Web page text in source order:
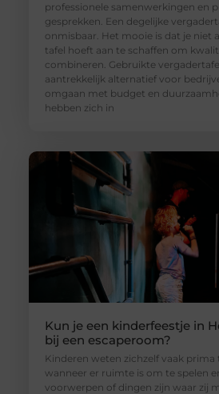
professionele samenwerkingen en
gesprekken. Een degelijke
onmisbaar. Het mooie is dat je niet
tafel hoeft aan te schaffen om
combineren. Gebruikte
aantrekkelijk alternatief voor
omgaan met budget en
hebben zich in
Kun je een kinderfeestje in
bij een escaperoom?
Kinderen weten zichzelf vaak prima
wanneer er ruimte is om te spelen
voorwerpen of dingen zijn waar zij